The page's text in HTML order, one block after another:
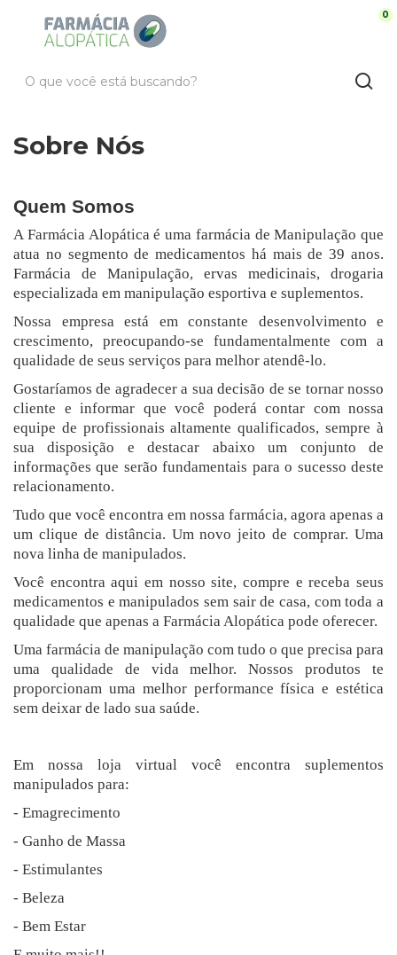
0
Sobre Nós
Quem Somos
A Farmácia Alopática é uma farmácia de Manipulação que
atua no segmento de medicamentos há mais de 39 anos.
Farmácia de Manipulação, ervas medicinais, drogaria
especializada em manipulação esportiva e suplementos.
Nossa empresa está em constante desenvolvimento e
crescimento, preocupando-se fundamentalmente com a
qualidade de seus serviços para melhor atendê-lo.
Gostaríamos de agradecer a sua decisão de se tornar nosso
cliente e informar que você poderá contar com nossa
equipe de profissionais altamente qualificados, sempre à
sua disposição e destacar abaixo um conjunto de
informações que serão fundamentais para o sucesso deste
relacionamento.
Tudo que você encontra em nossa farmácia, agora apenas a
um clique de distância. Um novo jeito de comprar. Uma
nova linha de manipulados.
Você encontra aqui em nosso site, compre e receba seus
medicamentos e manipulados sem sair de casa, com toda a
qualidade que apenas a Farmácia Alopática pode oferecer.
Uma farmácia de manipulação com tudo o que precisa para
uma qualidade de vida melhor. Nossos produtos te
proporcionam uma melhor performance física e estética
sem deixar de lado sua saúde.
Em nossa loja virtual você encontra suplementos
manipulados para:
- Emagrecimento
- Ganho de Massa
- Estimulantes
- Beleza
- Bem Estar